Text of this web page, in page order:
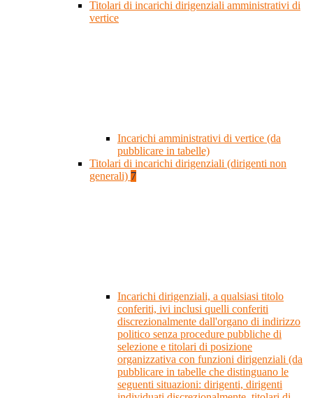
Titolari di incarichi dirigenziali amministrativi di
vertice
Incarichi amministrativi di vertice (da
pubblicare in tabelle)
Titolari di incarichi dirigenziali (dirigenti non
generali) 7
Incarichi dirigenziali, a qualsiasi titolo
conferiti, ivi inclusi quelli conferiti
discrezionalmente dall'organo di indirizzo
politico senza procedure pubbliche di
selezione e titolari di posizione
organizzativa con funzioni dirigenziali (da
pubblicare in tabelle che distinguano le
seguenti situazioni: dirigenti, dirigenti